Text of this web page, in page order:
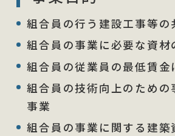
組合員の行う建設工事等の
組合員の事業に必要な資材
組合員の従業員の最低賃金
組合員の技術向上のための
事業
組合員の事業に関する建築